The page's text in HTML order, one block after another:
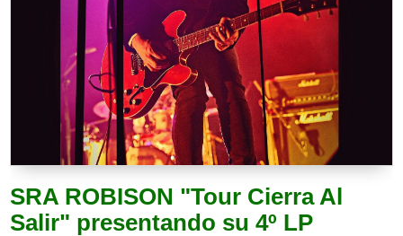
SRA ROBISON "Tour Cierra Al
Salir" presentando su 4º LP